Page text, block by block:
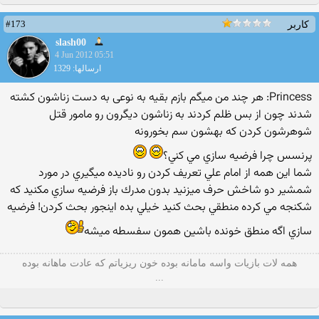
کاربر
#173
slash00
4 Jun 2012 05:51
ارسالها: 1329
Princess: هر چند من میگم بازم بقیه به نوعی به دست زناشون کشته
شدند چون از بس ظلم کردند به زناشون دیگرون رو مامور قتل
شوهرشون کردن که بهشون سم بخورونه
پرنسس چرا فرضيه سازي مي كني؟
شما اين همه از امام علي تعريف كردن رو ناديده ميگيري در مورد
شمشير دو شاخش حرف ميزنيد بدون مدرك باز فرضيه سازي مكنيد كه
شكنجه مي كرده منطقي بحث كنيد خيلي بده اينجور بحث كردن! فرضيه
سازي اگه منطق خونده باشين همون سفسطه ميشه
همه لات بازیات واسه مامانه بوده خون ریزیاتم که عادت ماهانه بوده
...